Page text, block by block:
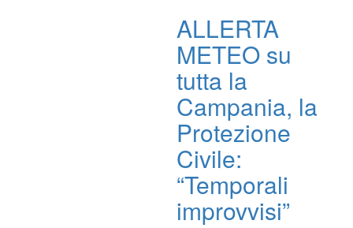
ALLERTA
METEO su
tutta la
Campania, la
Protezione
Civile:
“Temporali
improvvisi”